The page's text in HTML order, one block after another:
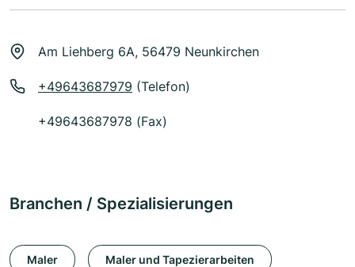
Am Liehberg 6A, 56479 Neunkirchen
+49643687979 (Telefon)
+49643687978 (Fax)
Branchen / Spezialisierungen
Maler Maler und Tapezierarbeiten